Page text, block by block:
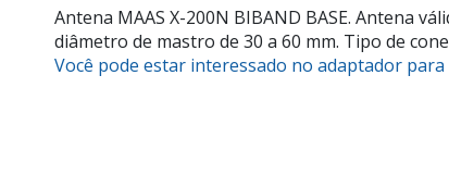
Antena MAAS X-200N BIBAND BASE. Antena
diâmetro de mastro de 30 a 60 mm. Tipo de
Você pode estar interessado no adaptador para